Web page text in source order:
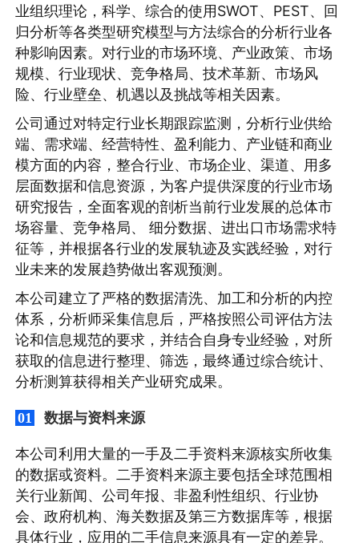
业组织理论，科学、综合的使用SWOT、PEST、回
归分析等各类型研究模型与方法综合的分析行业各
种影响因素。对行业的市场环境、产业政策、市场
规模、行业现状、竞争格局、技术革新、市场风
险、行业壁垒、机遇以及挑战等相关因素。
公司通过对特定行业长期跟踪监测，分析行业供给
端、需求端、经营特性、盈利能力、产业链和商业
模方面的内容，整合行业、市场企业、渠道、用多
层面数据和信息资源，为客户提供深度的行业市场
研究报告，全面客观的剖析当前行业发展的总体市
场容量、竞争格局、 细分数据、进出口市场需求特
征等，并根据各行业的发展轨迹及实践经验，对行
业未来的发展趋势做出客观预测。
本公司建立了严格的数据清洗、加工和分析的内控
体系，分析师采集信息后，严格按照公司评估方法
论和信息规范的要求，并结合自身专业经验，对所
获取的信息进行整理、筛选，最终通过综合统计、
分析测算获得相关产业研究成果。
01 数据与资料来源
本公司利用大量的一手及二手资料来源核实所收集
的数据或资料。二手资料来源主要包括全球范围相
关行业新闻、公司年报、非盈利性组织、行业协
会、政府机构、海关数据及第三方数据库等，根据
具体行业，应用的二手信息来源具有一定的差异。